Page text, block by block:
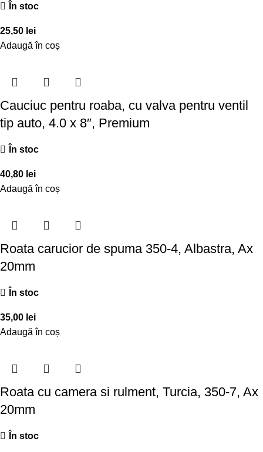
În stoc
25,50 lei
Adaugă în coș
Cauciuc pentru roaba, cu valva pentru ventil
tip auto, 4.0 x 8″, Premium
În stoc
40,80 lei
Adaugă în coș
Roata carucior de spuma 350-4, Albastra, Ax
20mm
În stoc
35,00 lei
Adaugă în coș
Roata cu camera si rulment, Turcia, 350-7, Ax
20mm
În stoc